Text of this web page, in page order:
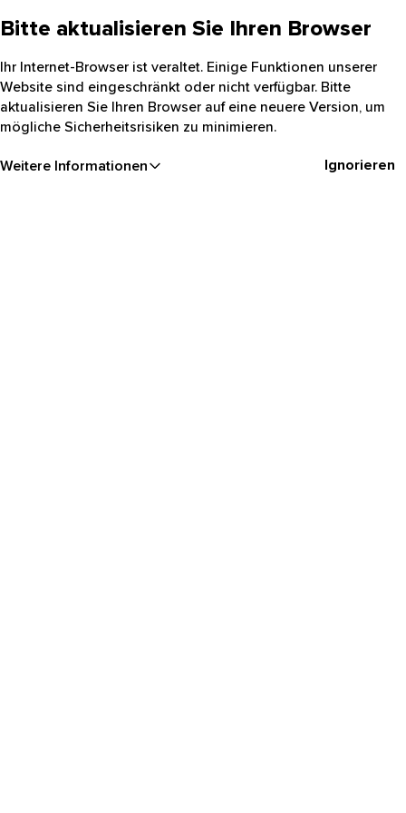
Bitte aktualisieren Sie Ihren Browser
Ihr Internet-Browser ist veraltet. Einige Funktionen unserer
Website sind eingeschränkt oder nicht verfügbar. Bitte
aktualisieren Sie Ihren Browser auf eine neuere Version, um
mögliche Sicherheitsrisiken zu minimieren.
Weitere Informationen Ignorieren